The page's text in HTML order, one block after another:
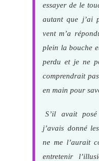
essayer de le
autant que j’ai
vent m’a
plein la bouche
perdu et je ne
comprendrait
en main pour
S’il avait
j’avais donné
ne me l’aurait
entretenir